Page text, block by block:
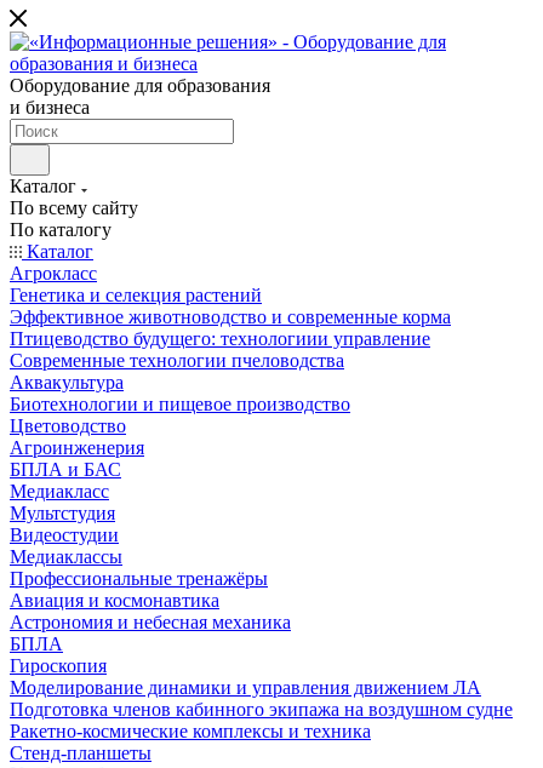
Оборудование для образования
и бизнеса
Каталог
По всему сайту
По каталогу
Каталог
Агрокласс
Генетика и селекция растений
Эффективное животноводство и современные корма
Птицеводство будущего: технологиии управление
Современные технологии пчеловодства
Аквакультура
Биотехнологии и пищевое производство
Цветоводство
Агроинженерия
БПЛА и БАС
Медиакласс
Мультстудия
Видеостудии
Медиаклассы
Профессиональные тренажёры
Авиация и космонавтика
Астрономия и небесная механика
БПЛА
Гироскопия
Моделирование динамики и управления движением ЛА
Подготовка членов кабинного экипажа на воздушном судне
Ракетно-космические комплексы и техника
Стенд-планшеты